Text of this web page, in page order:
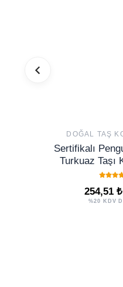
DOĞAL TAŞ
Sertifikalı
Turkuaz Taşı
Koruma ve
254,51 ₺
%20 KDV